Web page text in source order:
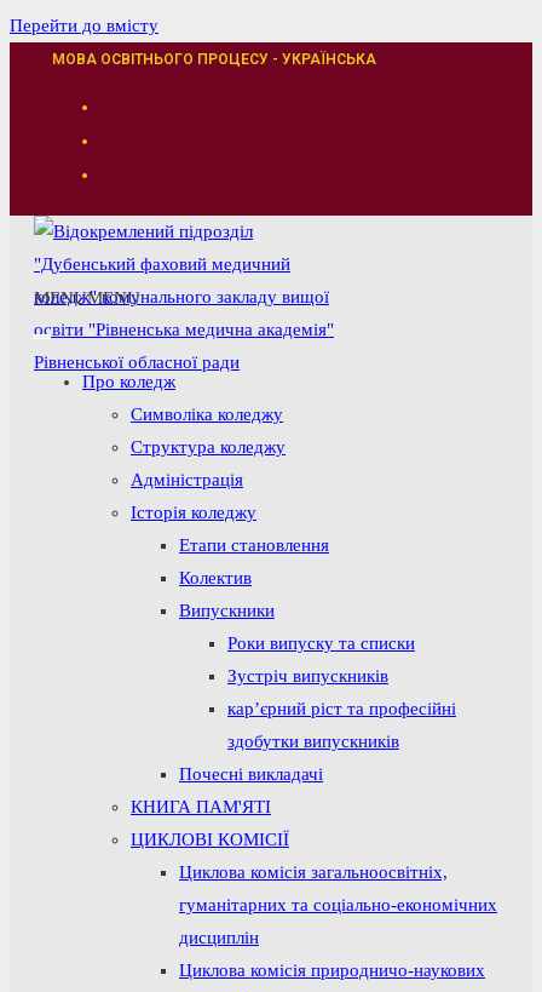
Перейти до вмісту
МОВА ОСВІТНЬОГО ПРОЦЕСУ - УКРАЇНСЬКА
MENUMENU
Про коледж
Символіка коледжу
Структура коледжу
Адміністрація
Історія коледжу
Етапи становлення
Колектив
Випускники
Роки випуску та списки
Зустріч випускників
кар’єрний ріст та професійні
здобутки випускників
Почесні викладачі
КНИГА ПАМ'ЯТІ
ЦИКЛОВІ КОМІСІЇ
Циклова комісія загальноосвітніх,
гуманітарних та соціально-економічних
дисциплін
Циклова комісія природничо-наукових